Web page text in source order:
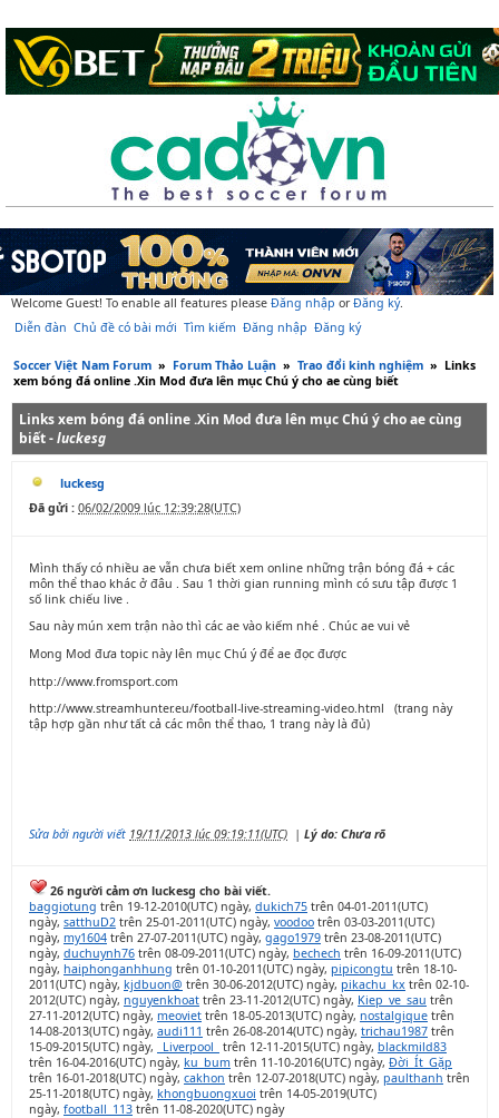
Welcome Guest! To enable all features please Đăng nhập orĐăng ký.
Diễn đàn Chủ đề có bài mới Tìm kiếm Đăng nhập Đăng ký
Soccer Việt Nam Forum » Forum Thảo Luận » Trao đổi kinh nghiệm » Links
xem bóng đá online .Xin Mod đưa lên mục Chú ý cho ae cùng biết
Links xem bóng đá online .Xin Mod đưa lên mục Chú ý cho ae cùng
biết -luckesg
luckesg
Đã gửi : 06/02/2009 lúc 12:39:28(UTC)
Mình thấy có nhiều ae vẫn chưa biết xem online những trận bóng đá + các
môn thể thao khác ở đâu . Sau 1 thời gian running mình có sưu tập được 1
số link chiếu live .
Sau này mún xem trận nào thì các ae vào kiếm nhé . Chúc ae vui vẻ
Mong Mod đưa topic này lên mục Chú ý để ae đọc được
http://www.fromsport.com
http://www.streamhunter.eu/football-live-streaming-video.html (trang này
tập hợp gần như tất cả các môn thể thao, 1 trang này là đủ)
Sửa bởi người viết 19/11/2013 lúc 09:19:11(UTC) | Lý do: Chưa rõ
26 người cảm ơn luckesg cho bài viết.
baggiotung trên 19-12-2010(UTC) ngày, dukich75 trên 04-01-2011(UTC)
ngày, satthuD2 trên 25-01-2011(UTC) ngày, voodoo trên 03-03-2011(UTC)
ngày, my1604 trên 27-07-2011(UTC) ngày, gago1979 trên 23-08-2011(UTC)
ngày, duchuynh76 trên 08-09-2011(UTC) ngày, bechech trên 16-09-2011(UTC)
ngày, haiphonganhhung trên 01-10-2011(UTC) ngày, pipicongtu trên 18-10-
2011(UTC) ngày, kjdbuon@ trên 30-06-2012(UTC) ngày, pikachu_kx trên 02-10-
2012(UTC) ngày, nguyenkhoat trên 23-11-2012(UTC) ngày, Kiep_ve_sau trên
27-11-2012(UTC) ngày, meoviet trên 18-05-2013(UTC) ngày, nostalgique trên
14-08-2013(UTC) ngày, audi111 trên 26-08-2014(UTC) ngày, trichau1987 trên
15-09-2015(UTC) ngày,
_Liverpool_ trên 12-11-2015(UTC) ngày, blackmild83
trên 16-04-2016(UTC) ngày, ku_bum trên 11-10-2016(UTC) ngày, Đời_Ít_Gặp
trên 16-01-2018(UTC) ngày, cakhon trên 12-07-2018(UTC) ngày, paulthanh trên
25-11-2018(UTC) ngày, khongbuongxuoi trên 14-05-2019(UTC)
ngày, football_113 trên 11-08-2020(UTC) ngày